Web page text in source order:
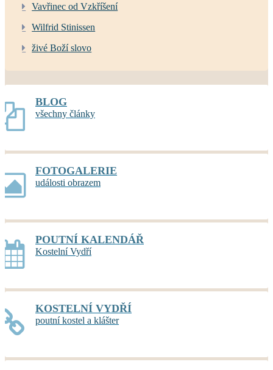
Vavřinec od Vzkříšení
Wilfrid Stinissen
živé Boží slovo
BLOG
všechny články
FOTOGALERIE
události obrazem
POUTNÍ KALENDÁŘ
Kostelní Vydří
KOSTELNÍ VYDŘÍ
poutní kostel a klášter